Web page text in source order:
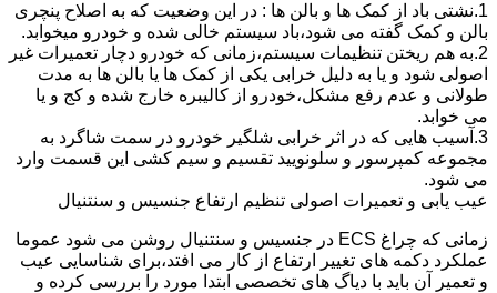
1.نشتی باد از کمک ها و بالن ها : در این وضعیت که به اصلاح پنچری
بالن و کمک گفته می شود،باد سیستم خالی شده و خودرو میخوابد.
2.به هم ریختن تنظیمات سیستم،زمانی که خودرو دچار تعمیرات غیر
اصولی شود و یا به دلیل خرابی یکی از کمک ها یا بالن ها به مدت
طولانی و عدم رفع مشکل،خودرو از کالیبره خارج شده و کج و یا
می خوابد.
3.آسیب هایی که در اثر خرابی شلگیر خودرو در سمت شاگرد به
مجموعه کمپرسور و سلونویید تقسیم و سیم کشی این قسمت وارد
می شود.
عیب یابی و تعمیرات اصولی تنظیم ارتفاع جنسیس و سنتنیال
زمانی که چراغ ECS در جنسیس و سنتنیال روشن می شود عموما
عملکرد دکمه های تغییر ارتفاع از کار می افتد،برای شناسایی عیب
و تعمیر آن باید با دیاگ های تخصصی ابتدا مورد را بررسی کرده و